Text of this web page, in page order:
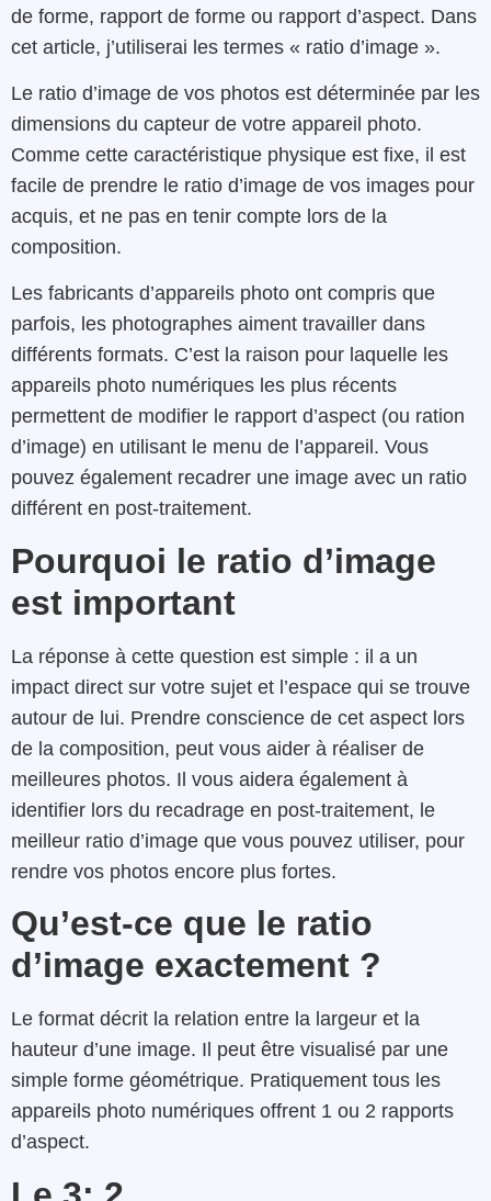
de forme, rapport de forme ou rapport d’aspect. Dans
cet article, j’utiliserai les termes « ratio d’image ».
Le ratio d’image de vos photos est déterminée par les
dimensions du capteur de votre appareil photo.
Comme cette caractéristique physique est fixe, il est
facile de prendre le ratio d’image de vos images pour
acquis, et ne pas en tenir compte lors de la
composition.
Les fabricants d’appareils photo ont compris que
parfois, les photographes aiment travailler dans
différents formats. C’est la raison pour laquelle les
appareils photo numériques les plus récents
permettent de modifier le rapport d’aspect (ou ration
d’image) en utilisant le menu de l’appareil. Vous
pouvez également recadrer une image avec un ratio
différent en post-traitement.
Pourquoi le ratio d’image
est important
La réponse à cette question est simple : il a un
impact direct sur votre sujet et l’espace qui se trouve
autour de lui. Prendre conscience de cet aspect lors
de la composition, peut vous aider à réaliser de
meilleures photos. Il vous aidera également à
identifier lors du recadrage en post-traitement, le
meilleur ratio d’image que vous pouvez utiliser, pour
rendre vos photos encore plus fortes.
Qu’est-ce que le ratio
d’image exactement ?
Le format décrit la relation entre la largeur et la
hauteur d’une image. Il peut être visualisé par une
simple forme géométrique. Pratiquement tous les
appareils photo numériques offrent 1 ou 2 rapports
d’aspect.